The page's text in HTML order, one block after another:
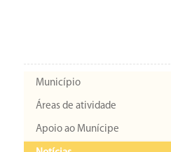
Município
Áreas de atividade
Apoio ao Munícipe